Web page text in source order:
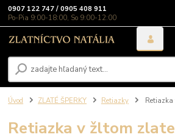
0907 122 747 / 0905 408 911
Po-Pia 9:00-18:00, So 9:00-12:00
Úvod ZLATÉ ŠPERKY Retiazky
Retiazka v žltom zlate